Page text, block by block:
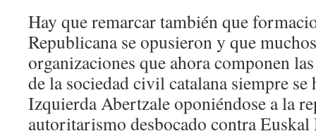
Hay que remarcar también que
Republicana se opusieron y que
organizaciones que ahora componen
de la sociedad civil catalana siempre
Izquierda Abertzale oponiéndose a la
autoritarismo desbocado contra